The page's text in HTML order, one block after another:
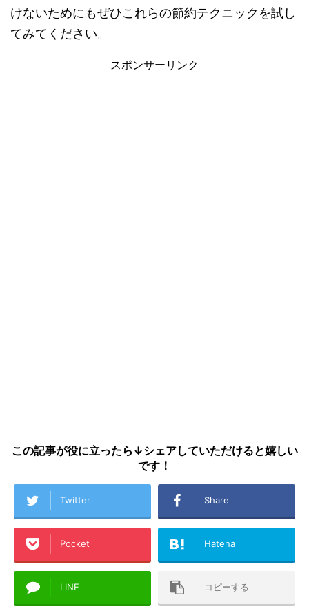
けないためにもぜひこれらの節約テクニックを試し
てみてください。
スポンサーリンク
この記事が役に立ったら↓シェアしていただけると嬉しい
です！
Twitter Share
Pocket Hatena
LINE コピーする